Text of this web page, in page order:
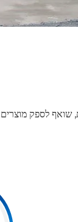
לספק מוצרים